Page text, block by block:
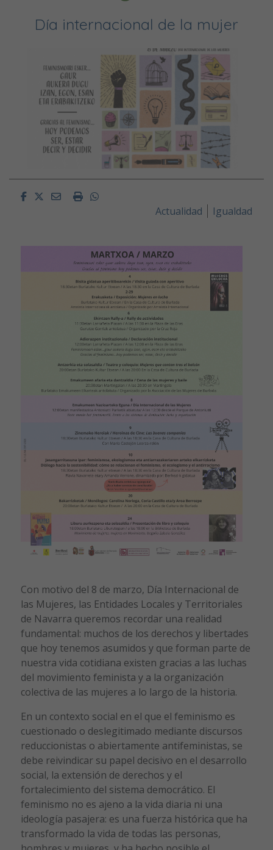
Día internacional de la mujer
FacebookTwitterEmailImprimirWhatsapp
Actualidad
Igualdad
Con motivo del 8 de marzo, Día Internacional de
las Mujeres, las Entidades Locales y Territoriales
de Navarra queremos recordar una realidad
fundamental: muchos de los derechos y libertades
que hoy tenemos asumidos y que forman parte de
nuestra vida cotidiana existen gracias a las luchas
del movimiento feminista y a la organización
colectiva de las mujeres a lo largo de la historia.
En un contexto social en el que el feminismo es
cuestionado o deslegitimado mediante discursos
reduccionistas o abiertamente antifeministas, se
debe reivindicar su papel decisivo en el desarrollo
social, la extensión de derechos y el
fortalecimiento del sistema democrático. El
feminismo no es ajeno a la vida diaria ni una
ideología pasajera: es una fuerza histórica que ha
transformado la vida de todas las personas,